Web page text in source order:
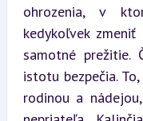
ohrozenia, v
kedykoľvek
samotné prežitie.
istotu bezpečia.
rodinou a